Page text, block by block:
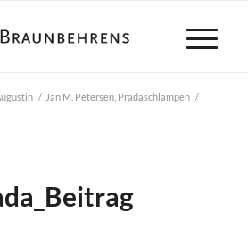
/ Jan M. Petersen, Pradaschlampen /